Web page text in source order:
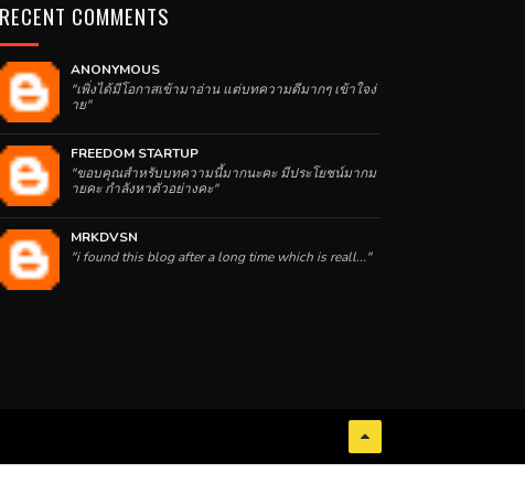
RECENT COMMENTS
ANONYMOUS
"เพิ่งได้มีโอกาสเข้ามาอ่าน แต่บทความดีมากๆ เข้าใจง่
าย"
FREEDOM STARTUP
"ขอบคุณสำหรับบทความนี้มากนะคะ มีประโยชน์มากม
ายคะ กำลังหาตัวอย่างคะ"
MRKDVSN
"i found this blog after a long time which is reall..."